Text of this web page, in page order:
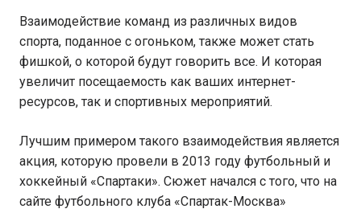
Взаимодействие команд из различных видов
спорта, поданное с огоньком, также может стать
фишкой, о которой будут говорить все. И которая
увеличит посещаемость как ваших интернет-
ресурсов, так и спортивных мероприятий.
Лучшим примером такого взаимодействия является
акция, которую провели в 2013 году футбольный и
хоккейный «Спартаки». Сюжет начался с того, что на
сайте футбольного клуба «Спартак-Москва»